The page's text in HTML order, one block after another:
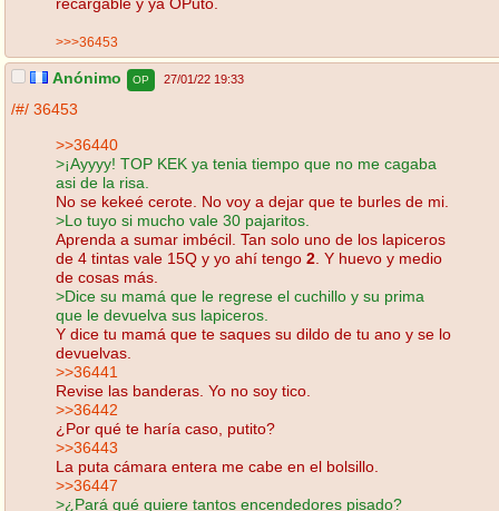
>>>36453
Anónimo OP 27/01/22 19:33
/#/ 36453
>>36440
>¡Ayyyy! TOP KEK ya tenia tiempo que no me cagaba
asi de la risa.
No se kekeé cerote. No voy a dejar que te burles de mi.
>Lo tuyo si mucho vale 30 pajaritos.
Aprenda a sumar imbécil. Tan solo uno de los lapiceros
de 4 tintas vale 15Q y yo ahí tengo 2 . Y huevo y medio
de cosas más.
>Dice su mamá que le regrese el cuchillo y su prima
que le devuelva sus lapiceros.
Y dice tu mamá que te saques su dildo de tu ano y se lo
devuelvas.
>>36441
Revise las banderas. Yo no soy tico.
>>36442
¿Por qué te haría caso, putito?
>>36443
La puta cámara entera me cabe en el bolsillo.
>>36447
>¿Pará qué quiere tantos encendedores pisado?